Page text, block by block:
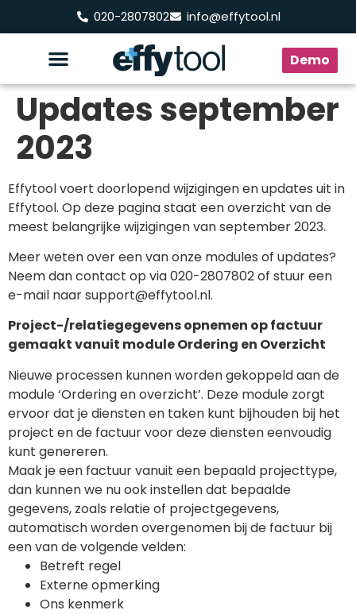
020-2807802 info@effytool.nl
Demo
Updates september
2023
Effytool voert doorlopend wijzigingen en updates uit in
Effytool. Op deze pagina staat een overzicht van de
meest belangrijke wijzigingen van september 2023.
Meer weten over een van onze modules of updates?
Neem dan contact op via 020-2807802 of stuur een
e-mail naar support@effytool.nl.
Project-/relatiegegevens opnemen op factuur
gemaakt vanuit module Ordering en Overzicht
Nieuwe processen kunnen worden gekoppeld aan de
module ‘Ordering en overzicht’. Deze module zorgt
ervoor dat je diensten en taken kunt bijhouden bij het
project en de factuur voor deze diensten eenvoudig
kunt genereren.
Maak je een factuur vanuit een bepaald projecttype,
dan kunnen we nu ook instellen dat bepaalde
gegevens, zoals relatie of projectgegevens,
automatisch worden overgenomen bij de factuur bij
een van de volgende velden:
Betreft regel
Externe opmerking
Ons kenmerk